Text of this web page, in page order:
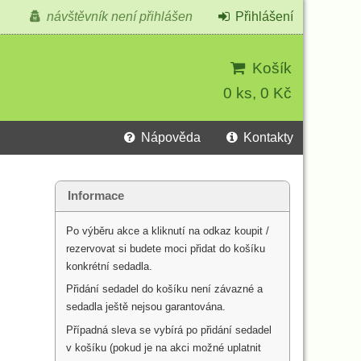
Košík
0 ks, 0 Kč
návštěvník není přihlášen Přihlášení
Nápověda Kontakty
Informace
Po výběru akce a kliknutí na odkaz koupit /
rezervovat si budete moci přidat do košíku
konkrétní sedadla.
Přidání sedadel do košíku není závazné a
sedadla ještě nejsou garantována.
Případná sleva se vybírá po přidání sedadel
v košíku (pokud je na akci možné uplatnit